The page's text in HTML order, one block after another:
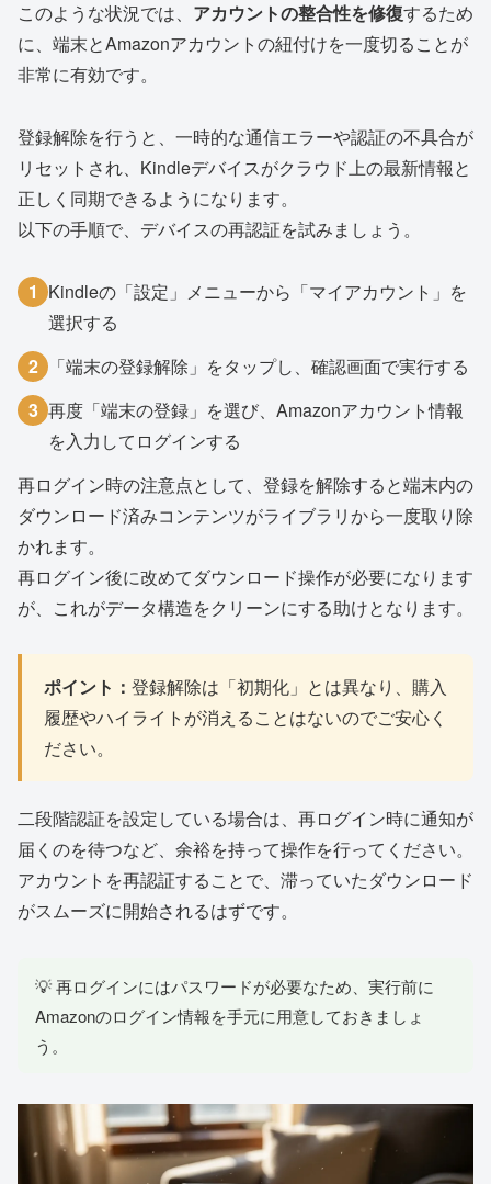
このような状況では、 アカウントの整合性を修復するため
に、端末とAmazonアカウントの紐付けを一度切ることが
非常に有効です。
登録解除を行うと、一時的な通信エラーや認証の不具合が
リセットされ、Kindleデバイスがクラウド上の最新情報と
正しく同期できるようになります。
以下の手順で、デバイスの再認証を試みましょう。
1 Kindleの「設定」メニューから「マイアカウント」を
選択する
2
「端末の登録解除」をタップし、確認画面で実行する
3 再度「端末の登録」を選び、Amazonアカウント情報
を入力してログインする
再ログイン時の注意点として、登録を解除すると端末内の
ダウンロード済みコンテンツがライブラリから一度取り除
かれます。
再ログイン後に改めてダウンロード操作が必要になります
が、これがデータ構造をクリーンにする助けとなります。
ポイント： 登録解除は「初期化」とは異なり、購入
履歴やハイライトが消えることはないのでご安心く
ださい。
二段階認証を設定している場合は、再ログイン時に通知が
届くのを待つなど、余裕を持って操作を行ってください。
アカウントを再認証することで、滞っていたダウンロード
がスムーズに開始されるはずです。
💡 再ログインにはパスワードが必要なため、実行前に
Amazonのログイン情報を手元に用意しておきましょ
う。